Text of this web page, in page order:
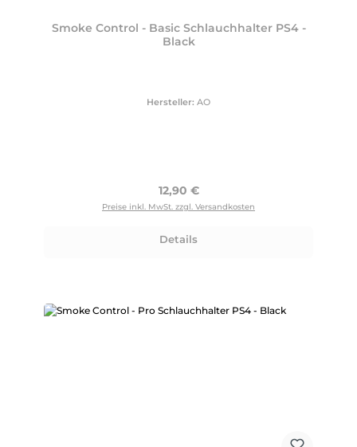
Smoke Control - Basic Schlauchhalter PS4 -
Black
Hersteller: AO
Regulärer Preis:
12,90 €
Preise inkl. MwSt. zzgl. Versandkosten
Details